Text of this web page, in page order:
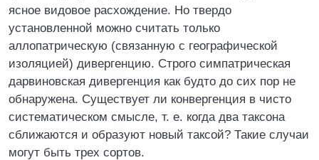
ясное видовое расхождение. Но твердо
установленной можно считать только
аллопатрическую (связанную с географической
изоляцией) дивергенцию. Строго симпатрическая
дарвиновская дивергенция как будто до сих пор не
обнаружена. Существует ли конвергенция в чисто
систематическом смысле, т. е. когда два таксона
сближаются и образуют новый таксой? Такие случаи
могут быть трех сортов.